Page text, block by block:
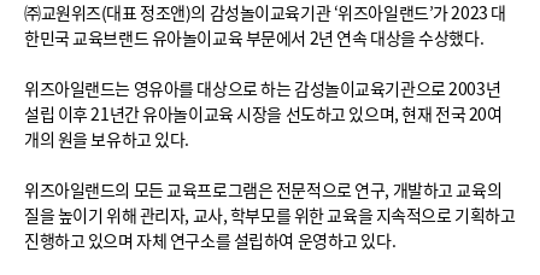
㈜교원위즈(대표 정조앤)의 감성놀이교육기관 ‘위즈아일랜드’가 2023 대
한민국 교육브랜드 유아놀이교육 부문에서 2년 연속 대상을 수상했다.
위즈아일랜드는 영유아를 대상으로 하는 감성놀이교육기관으로 2003년
설립 이후 21년간 유아놀이교육 시장을 선도하고 있으며, 현재 전국 20여
개의 원을 보유하고 있다.
위즈아일랜드의 모든 교육프로그램은 전문적으로 연구, 개발하고 교육의
질을 높이기 위해 관리자, 교사, 학부모를 위한 교육을 지속적으로 기획하고
진행하고 있으며 자체 연구소를 설립하여 운영하고 있다.